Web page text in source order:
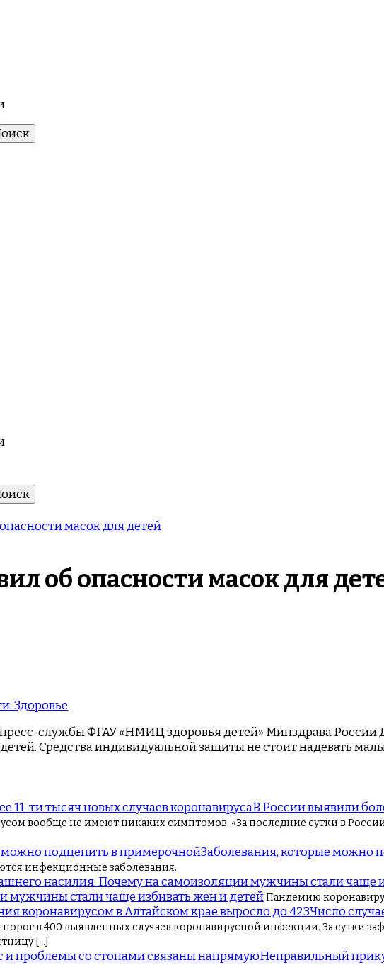
масок для детей
об опасности масок для
Здоровье
службы ФГАУ «НМИЦ здоровья детей» Минздрава России
Средства индивидуальной защиты не стоит надевать
В России выявили
вообще не имеют никаких симптомов. «За последние сутки в
Заболевания, которые можно
инфекционные заболевания.
мужчины стали чаще избивать жен и детейПандемию
Число
в 400 выявленных случаев коронавирусной инфекции. За сутки
[…]
Неправильный